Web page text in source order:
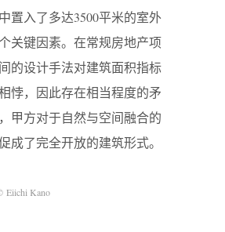
置入了多达3500平米的室外
关键因素。在常规房地产项
的设计手法对建筑面积指标
悖，因此存在相当程度的矛
甲方对于自然与空间融合的
成了完全开放的建筑形式。
Eiichi Kano